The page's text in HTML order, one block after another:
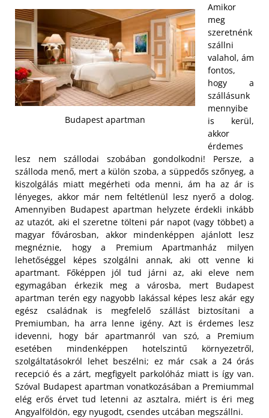
Budapest apartman
Amikor
meg
szeretnénk
szállni
valahol, ám
fontos,
hogy a
szállásunk
mennyibe
is kerül,
akkor
érdemes
lesz nem szállodai szobában gondolkodni! Persze, a
szálloda menő, mert a külön szoba, a süppedős szőnyeg, a
kiszolgálás miatt megérheti oda menni, ám ha az ár is
lényeges, akkor már nem feltétlenül lesz nyerő a dolog.
Amennyiben Budapest apartman helyzete érdekli inkább
az utazót, aki el szeretne tölteni pár napot (vagy többet) a
magyar fővárosban, akkor mindenképpen ajánlott lesz
megnéznie, hogy a Premium Apartmanház milyen
lehetőséggel képes szolgálni annak, aki ott venne ki
apartmant. Főképpen jól tud járni az, aki eleve nem
egymagában érkezik meg a városba, mert Budapest
apartman terén egy nagyobb lakással képes lesz akár egy
egész családnak is megfelelő szállást biztosítani a
Premiumban, ha arra lenne igény. Azt is érdemes lesz
idevenni, hogy bár apartmanról van szó, a Premium
esetében mindenképpen hotelszintű környezetről,
szolgáltatásokról lehet beszélni; ez már csak a 24 órás
recepció és a zárt, megfigyelt parkolóház miatt is így van.
Szóval Budapest apartman vonatkozásában a Premiummal
elég erős érvet tud letenni az asztalra, miért is éri meg
Angyalföldön, egy nyugodt, csendes utcában megszállni.